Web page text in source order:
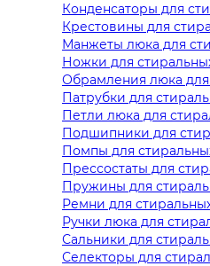
Конденсаторы для
Крестовины для
Манжеты люка для
Ножки для
Обрамления люка
Патрубки для
Петли люка для
Подшипники для
Помпы для
Прессостаты для
Пружины для
Ремни для
Ручки люка для
Сальники для
Селекторы для